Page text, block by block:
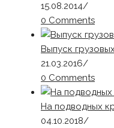
15.08.2014/
0 Comments
Выпуск
21.03.2016/
0 Comments
На подводных
04.10.2018/